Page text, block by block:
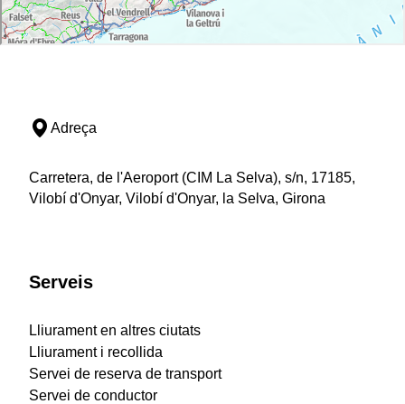
Adreça
Carretera, de l'Aeroport (CIM La Selva), s/n, 17185,
Vilobí d'Onyar, Vilobí d'Onyar, la Selva, Girona
Serveis
Lliurament en altres ciutats
Lliurament i recollida
Servei de reserva de transport
Servei de conductor